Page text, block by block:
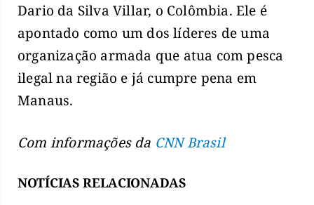
Dario da Silva Villar, o Colômbia. Ele é
apontado como um dos líderes de uma
organização armada que atua com pesca
ilegal na região e já cumpre pena em
Manaus.
Com informações da CNN Brasil
NOTÍCIAS RELACIONADAS